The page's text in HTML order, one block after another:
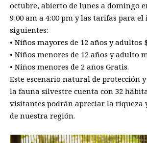
octubre, abierto de lunes a domingo
9:00 am a 4:00 pm y las tarifas para el
siguientes:
• Niños mayores de 12 años y adultos
• Niños menores de 12 años y adulto
• Niños menores de 2 años Gratis.
Este escenario natural de protección
la fauna silvestre cuenta con 32
visitantes podrán apreciar la riqueza
de nuestra región.